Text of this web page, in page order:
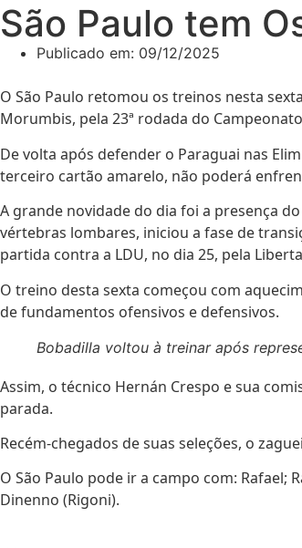
São Paulo tem
Publicado em: 09/12/2025
O São Paulo retomou os treinos nesta
Morumbis, pela 23ª rodada do
De volta após defender o Paraguai nas
terceiro cartão amarelo, não poderá
A grande novidade do dia foi a presença
vértebras lombares, iniciou a fase de
partida contra a LDU, no dia 25, pela
O treino desta sexta começou com
de fundamentos ofensivos e defensivos.
Bobadilla voltou à treinar após
Assim, o técnico Hernán Crespo e sua
parada.
Recém-chegados de suas seleções, o
O São Paulo pode ir a campo com: Rafael;
Dinenno (Rigoni).